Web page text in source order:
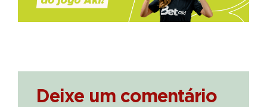
Deixe um comentário